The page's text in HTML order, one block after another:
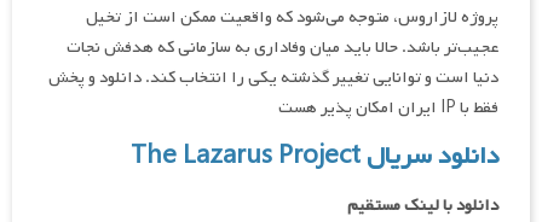
پروژه لازاروس، متوجه می‌شود که واقعیت ممکن است از تخیل
عجیب‌تر باشد. حالا باید میان وفاداری به سازمانی که هدفش نجات
دنیا است و توانایی تغییر گذشته یکی را انتخاب کند. دانلود و پخش
فقط با IP ایران امکان پذیر هست
دانلود سریال The Lazarus Project
دانلود با لینک مستقیم